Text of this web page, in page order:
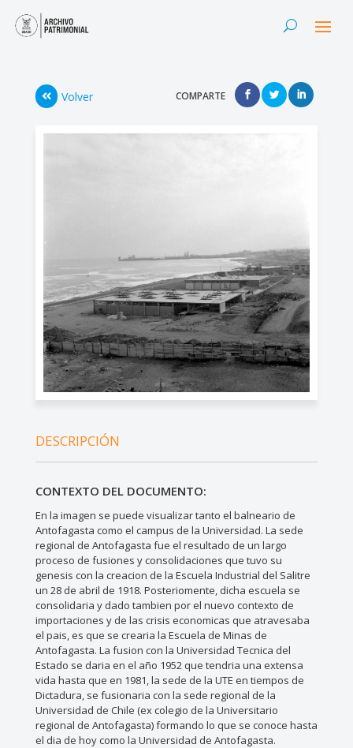
Volver COMPARTE
DESCRIPCIÓN
CONTEXTO DEL DOCUMENTO:
En la imagen se puede visualizar tanto el balneario de
Antofagasta como el campus de la Universidad. La sede
regional de Antofagasta fue el resultado de un largo
proceso de fusiones y consolidaciones que tuvo su
genesis con la creacion de la Escuela Industrial del Salitre
un 28 de abril de 1918. Posteriomente, dicha escuela se
consolidaria y dado tambien por el nuevo contexto de
importaciones y de las crisis economicas que atravesaba
el pais, es que se crearia la Escuela de Minas de
Antofagasta. La fusion con la Universidad Tecnica del
Estado se daria en el año 1952 que tendria una extensa
vida hasta que en 1981, la sede de la UTE en tiempos de
Dictadura, se fusionaria con la sede regional de la
Universidad de Chile (ex colegio de la Universitario
regional de Antofagasta) formando lo que se conoce hasta
el dia de hoy como la Universidad de Antofagasta.